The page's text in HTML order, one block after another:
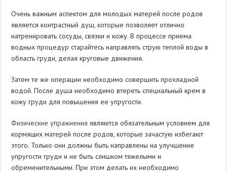
Очень важным аспектом для молодых матерей после родов
является контрастный душ, которые позволяет отлично
натренировать сосуды, связки и кожу. В процессе приема
водных процедур старайтесь направлять струю теплой воды в
область груди, делая круговые движения.
Затем те же операции необходимо совершить прохладной
водой. После душа необходимо втереть специальный крем в
кожу груди для повышения ее упругости.
Физические упражнения являются обязательным условием для
кормящих матерей после родов, которые зачастую избегают
этого. Только они должны быть направлены на улучшение
упругости груди и не быть слишком тяжелыми и
обременительными. При этом делать их необходимо